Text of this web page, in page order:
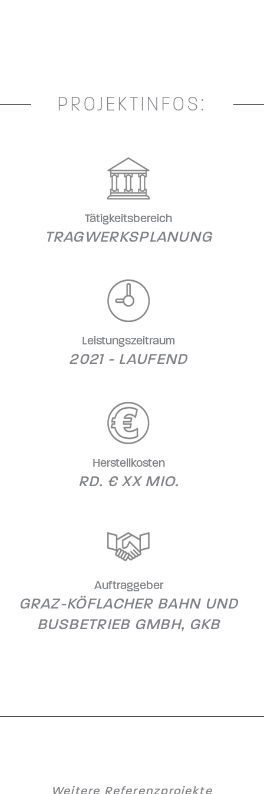
PROJEKTINFOS:
Tätigkeitsbereich
TRAGWERKSPLANUNG
Leistungszeitraum
2021 - LAUFEND
Herstellkosten
RD. € XX MIO.
Auftraggeber
GRAZ-KÖFLACHER BAHN UND
BUSBETRIEB GMBH, GKB
Weitere Referenzprojekte